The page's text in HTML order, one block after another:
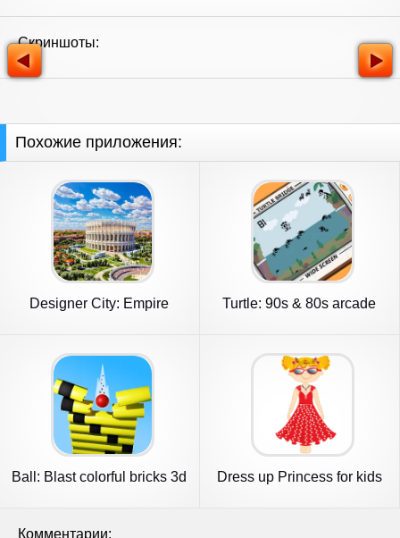
Скриншоты:
Похожие приложения:
Designer City: Empire
Turtle: 90s & 80s arcade
Ball: Blast colorful bricks 3d Dress up Princess for kids
Комментарии: